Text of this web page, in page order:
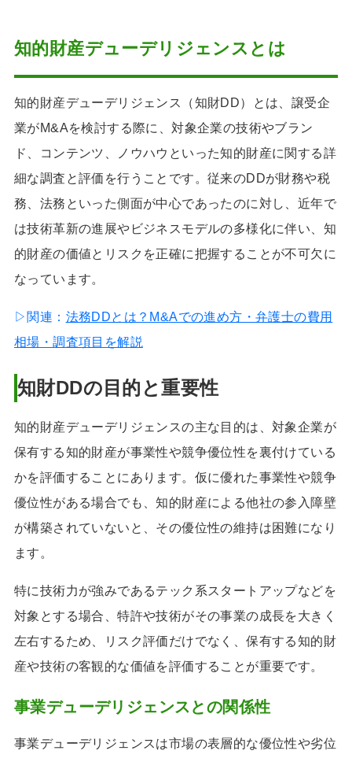
知的財産デューデリジェンスとは
知的財産デューデリジェンス（知財DD）とは、譲受企
業がM&Aを検討する際に、対象企業の技術やブラン
ド、コンテンツ、ノウハウといった知的財産に関する詳
細な調査と評価を行うことです。従来のDDが財務や税
務、法務といった側面が中心であったのに対し、近年で
は技術革新の進展やビジネスモデルの多様化に伴い、知
的財産の価値とリスクを正確に把握することが不可欠に
なっています。
▷関連： 法務DDとは？M&Aでの進め方・弁護士の費用
相場・調査項目を解説
知財DDの目的と重要性
知的財産デューデリジェンスの主な目的は、対象企業が
保有する知的財産が事業性や競争優位性を裏付けている
かを評価することにあります。仮に優れた事業性や競争
優位性がある場合でも、知的財産による他社の参入障壁
が構築されていないと、その優位性の維持は困難になり
ます。
特に技術力が強みであるテック系スタートアップなどを
対象とする場合、特許や技術がその事業の成長を大きく
左右するため、リスク評価だけでなく、保有する知的財
産や技術の客観的な価値を評価することが重要です。
事業デューデリジェンスとの関係性
事業デューデリジェンスは市場の表層的な優位性や劣位